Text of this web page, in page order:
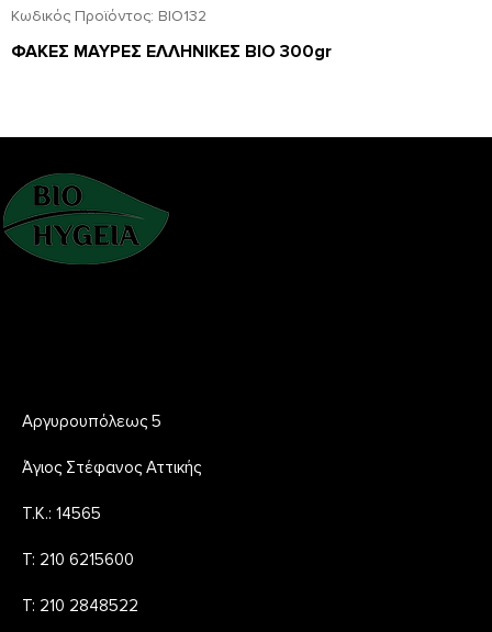
Κωδικός Προϊόντος: ΒΙΟ132
ΦΑΚΕΣ ΜΑΥΡΕΣ ΕΛΛΗΝΙΚΕΣ ΒΙΟ 300gr
Αργυρουπόλεως 5
Άγιος Στέφανος Αττικής
Τ.Κ.: 14565
Τ: 210 6215600
Τ: 210 2848522